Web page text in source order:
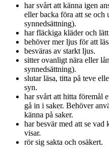
har svårt att känna igen
eller backa föra att se och
synnedsättning).
har fläckiga kläder och
behöver mer ljus för att
besväras av starkt ljus.
sitter ovanligt nära eller
synnedsättning).
slutar läsa, titta på teve
syn.
har svårt att hitta föremål
gå in i saker. Behöver
känna på saker.
har besvär med att se vad
visar.
rör sig sakta och osäkert.